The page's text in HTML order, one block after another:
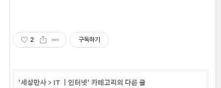
2 구독하기
'세상만사> IT ㅣ인터넷' 카테고리의 다른 글